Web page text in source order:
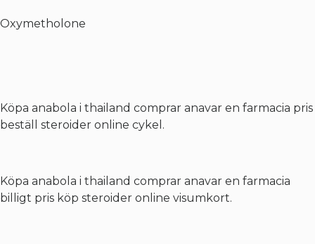
Oxymetholone
Köpa anabola i thailand comprar anavar en farmacia pris
beställ steroider online cykel.
Köpa anabola i thailand comprar anavar en farmacia
billigt pris köp steroider online visumkort.